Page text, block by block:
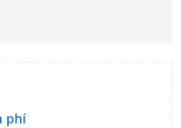
phí